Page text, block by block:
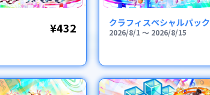
¥432 クラフィスペシャルパック
2026/8/1 〜 2026/8/15